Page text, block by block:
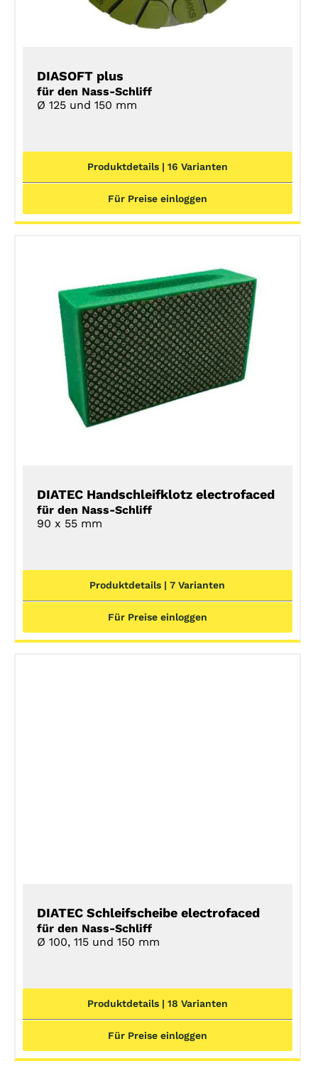
DIASOFT plus
für den Nass-Schliff
Ø 125 und 150 mm
Produktdetails | 16 Varianten
Für Preise einloggen
DETAILS
DIATEC Handschleifklotz electrofaced
für den Nass-Schliff
90 x 55 mm
Produktdetails | 7 Varianten
Für Preise einloggen
DIATEC Schleifscheibe electrofaced
für den Nass-Schliff
Ø 100, 115 und 150 mm
Produktdetails | 18 Varianten
Für Preise einloggen